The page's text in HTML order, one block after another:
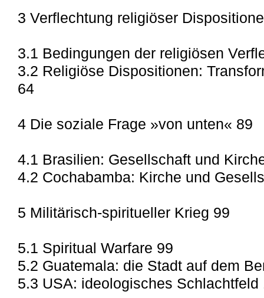
3 Verflechtung religiöser
3.1 Bedingungen der religiösen
3.2 Religiöse Dispositionen:
64
4 Die soziale Frage »von unten« 89
4.1 Brasilien: Gesellschaft und
4.2 Cochabamba: Kirche und
5 Militärisch-spiritueller Krieg 99
5.1 Spiritual Warfare 99
5.2 Guatemala: die Stadt auf dem
5.3 USA: ideologisches Schlachtfeld